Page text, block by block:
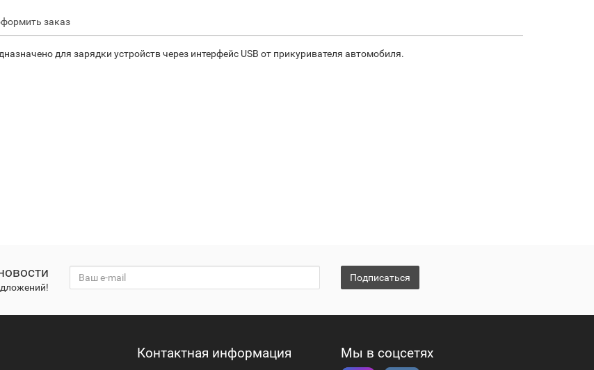
заказ
для зарядки устройств через интерфейс USB от прикуривателя автомобиля.
Подписаться
Контактная информация Мы в соцсетях